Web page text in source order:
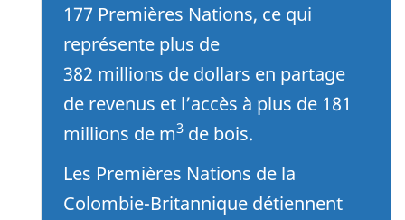
177 Premières Nations, ce qui
représente plus de
382 millions de dollars en partage
de revenus et l’accès à plus de 181
millions de m3 de bois.
Les Premières Nations de la
Colombie-Britannique détiennent